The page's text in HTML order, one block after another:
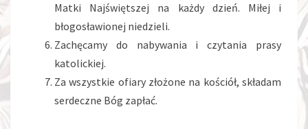
Matki Najświętszej na każdy dzień. Miłej i
błogosławionej niedzieli.
Zachęcamy do nabywania i czytania prasy
katolickiej.
Za wszystkie ofiary złożone na kościół, składam
serdeczne Bóg zapłać.